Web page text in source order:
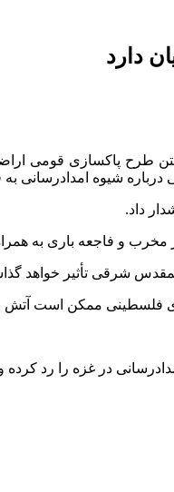
دارد
طرح پاکسازی قومی
درباره شیوه امدادرسانی
داد.
مخرب و فاجعه باری به
شرقی تأثیر خواهد
فلسطینی ممکن است آتش
در غزه را رد